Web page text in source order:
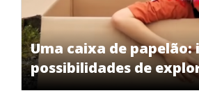
Uma caixa de papelão:
possibilidades de